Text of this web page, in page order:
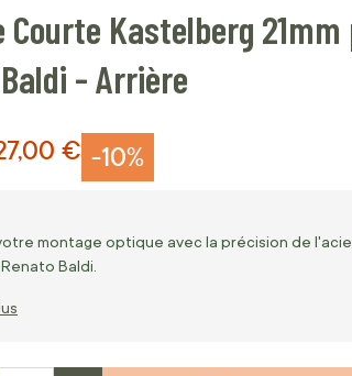
Courte Kastelberg
- Arrière
-10%
Spécial€
montage optique avec la précision de
Baldi.